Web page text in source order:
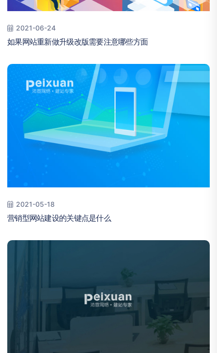
2021-06-24
如果网站重新做升级改版需要注意哪些方面
2021-05-18
营销型网站建设的关键点是什么